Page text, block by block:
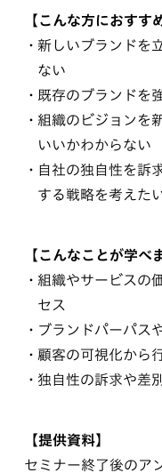
【こんな方におすす
新しいブランドを
ない
既存のブランドを
組織のビジョンを
いいかわからない
自社の独自性を訴
する戦略を考えた
【こんなことが学べ
組織やサービスの
セス
ブランドパーパス
顧客の可視化から
独自性の訴求や差
【提供資料】
セミナー終了後のア